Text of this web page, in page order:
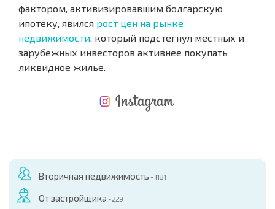
фактором, активизировавшим болгарскую
ипотеку, явился рост цен на рынке
недвижимости, который подстегнул местных и
зарубежных инвесторов активнее покупать
ликвидное жилье.
Вторичная недвижимость - 1181
От застройщика - 229